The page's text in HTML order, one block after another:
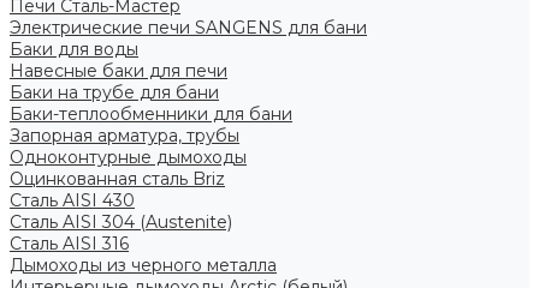
Печи Сталь-Мастер
Электрические печи SANGENS для бани
Баки для воды
Навесные баки для печи
Баки на трубе для бани
Баки-теплообменники для бани
Запорная арматура, трубы
Одноконтурные дымоходы
Оцинкованная сталь Briz
Сталь AISI 430
Сталь AISI 304 (Austenite)
Сталь AISI 316
Дымоходы из черного металла